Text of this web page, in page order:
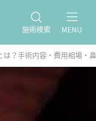
施術検索 MENU
は？手術内容・費用相場・